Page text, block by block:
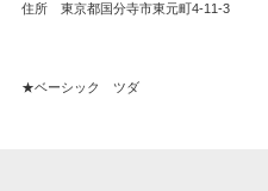
住所 東京都国分寺市東元町4-11-3
★ベーシック ツダ